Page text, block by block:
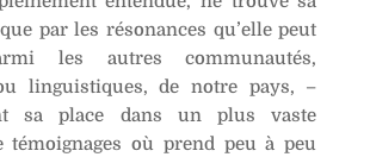
par les résonances qu’elle peut
les autres communautés,
linguistiques, de notre pays, –
sa place dans un plus vaste
témoignages où prend peu à peu